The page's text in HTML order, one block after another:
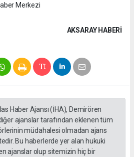
Merkezi
AKSARAY HABERİ
Haber Ajansı (İHA), Demirören
ajanslar tarafından eklenen tüm
müdahalesi olmadan ajans
Bu haberlerde yer alan hukuki
ajanslar olup sitemizin hiç bir